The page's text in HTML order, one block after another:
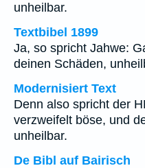
unheilbar.
Textbibel 1899
Ja, so spricht Jahwe:
deinen Schäden,
Modernisiert Text
Denn also spricht der
verzweifelt böse, und
unheilbar.
De Bibl auf Bairisch